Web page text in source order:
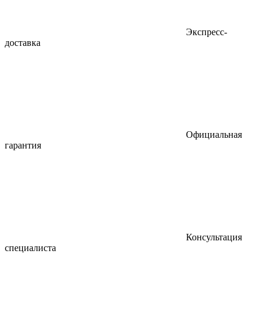
Экспресс-
доставка
Официальная
гарантия
Консультация
специалиста